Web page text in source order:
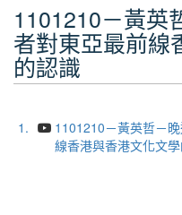
1101210－黃英
者對東亞最前線
的認識
1.
1101210－黃英哲－
線香港與香港文化文